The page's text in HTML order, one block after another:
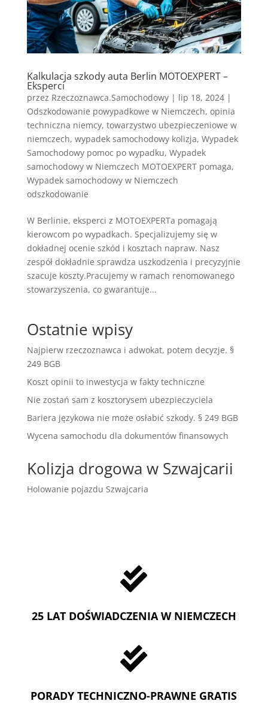
Kalkulacja szkody auta Berlin MOTOEXPERT –
Eksperci
przez Rzeczoznawca.Samochodowy| lip 18, 2024|
Odszkodowanie powypadkowe w Niemczech, opinia
techniczna niemcy, towarzystwo ubezpieczeniowe w
niemczech, wypadek samochodowy kolizja, Wypadek
Samochodowy pomoc po wypadku, Wypadek
samochodowy w Niemczech MOTOEXPERT pomaga,
Wypadek samochodowy w Niemczech
odszkodowanie
W Berlinie, eksperci z MOTOEXPERTa pomagają
kierowcom po wypadkach. Specjalizujemy się w
dokładnej ocenie szkód i kosztach napraw. Nasz
zespół dokładnie sprawdza uszkodzenia i precyzyjnie
szacuje koszty.Pracujemy w ramach renomowanego
stowarzyszenia, co gwarantuje...
Ostatnie wpisy
Najpierw rzeczoznawca i adwokat, potem decyzje. §
249 BGB
Koszt opinii to inwestycja w fakty techniczne
Nie zostań sam z kosztorysem ubezpieczyciela
Bariera językowa nie może osłabić szkody. § 249 BGB
Wycena samochodu dla dokumentów finansowych
Kolizja drogowa w Szwajcarii
Holowanie pojazdu Szwajcaria

25 LAT DOŚWIADCZENIA W NIEMCZECH

PORADY TECHNICZNO-PRAWNE GRATIS